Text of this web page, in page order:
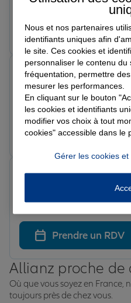
Prendre un RDV
Note de 5 sur 5
Le 27/02/2026 - Agence
Conseillère très
Céline L.
Prendre un RDV
Le 14/02/2026 - Agence
Un très bon accueil.
Mély M.
Prendre un RDV
Allianz proche de
Où que vous soyez en France,
toujours près de chez vous.
Nous et nos partenaires
identifiants uniques afin
le site. Ces cookies et
personnaliser le contenu du
fréquentation, permettre
mesurer les performances.
En cliquant sur le bouton
les cookies et identifiants
modifier vos choix à tout
cookies" accessible dans le
Gérer les cookies